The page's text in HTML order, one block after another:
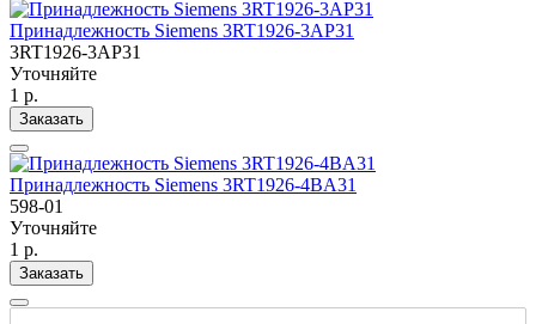
Принадлежность Siemens 3RT1926-3AP31
3RT1926-3AP31
Уточняйте
1 р.
Заказать
Принадлежность Siemens 3RT1926-4BA31
598-01
Уточняйте
1 р.
Заказать